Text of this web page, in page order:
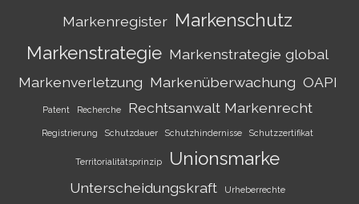
Markenregister Markenschutz
Markenstrategie Markenstrategie global
Markenverletzung Markenüberwachung OAPI
Patent Recherche Rechtsanwalt Markenrecht
Registrierung Schutzdauer Schutzhindernisse Schutzzertifikat
Territorialitätsprinzip Unionsmarke
Unterscheidungskraft Urheberrechte